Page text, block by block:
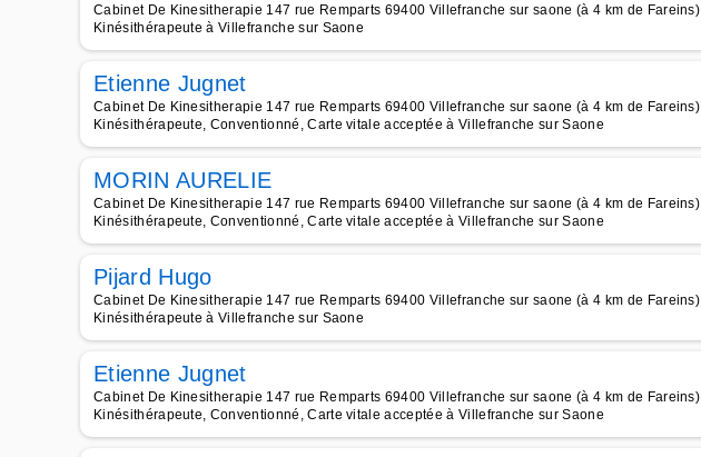
Cabinet De Kinesitherapie 147 rue Remparts 69400 Villefranche sur saone (à 4 km de Fareins)
Kinésithérapeute à Villefranche sur Saone
Etienne Jugnet
Cabinet De Kinesitherapie 147 rue Remparts 69400 Villefranche sur saone (à 4 km de Fareins)
Kinésithérapeute, Conventionné, Carte vitale acceptée à Villefranche sur Saone
MORIN AURELIE
Cabinet De Kinesitherapie 147 rue Remparts 69400 Villefranche sur saone (à 4 km de Fareins)
Kinésithérapeute, Conventionné, Carte vitale acceptée à Villefranche sur Saone
Pijard Hugo
Cabinet De Kinesitherapie 147 rue Remparts 69400 Villefranche sur saone (à 4 km de Fareins)
Kinésithérapeute à Villefranche sur Saone
Etienne Jugnet
Cabinet De Kinesitherapie 147 rue Remparts 69400 Villefranche sur saone (à 4 km de Fareins)
Kinésithérapeute, Conventionné, Carte vitale acceptée à Villefranche sur Saone